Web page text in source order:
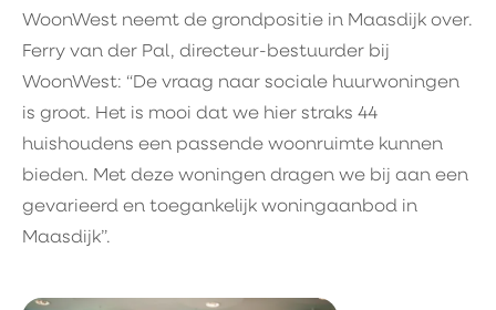
WoonWest neemt de grondpositie in Maasdijk over.
Ferry van der Pal, directeur-bestuurder bij
WoonWest: “De vraag naar sociale huurwoningen
is groot. Het is mooi dat we hier straks 44
huishoudens een passende woonruimte kunnen
bieden. Met deze woningen dragen we bij aan een
gevarieerd en toegankelijk woningaanbod in
Maasdijk”.